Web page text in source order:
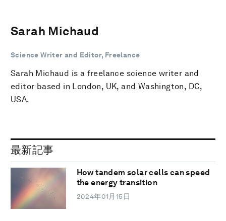
Sarah Michaud
Science Writer and Editor, Freelance
Sarah Michaud is a freelance science writer and
editor based in London, UK, and Washington, DC,
USA.
最新記事
How tandem solar cells can speed
the energy transition
2024年01月15日